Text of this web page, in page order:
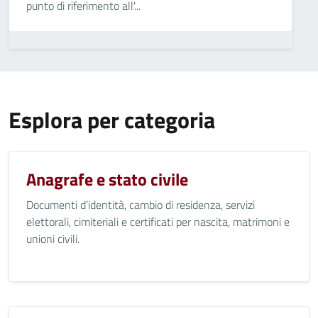
punto di riferimento all'...
Esplora per categoria
Anagrafe e stato civile
Documenti d’identità, cambio di residenza, servizi
elettorali, cimiteriali e certificati per nascita, matrimoni e
unioni civili.